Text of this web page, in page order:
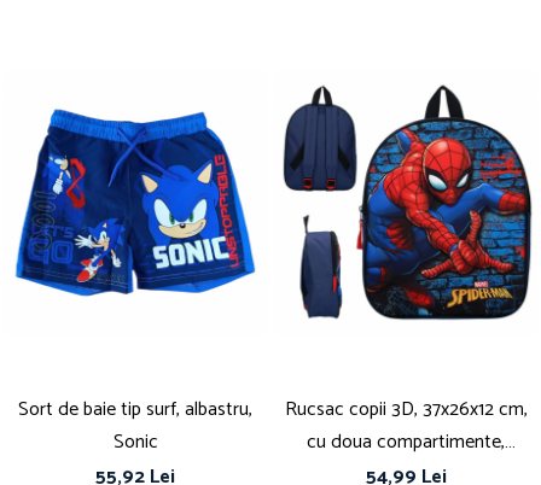
Sort de baie tip surf, albastru,
Sonic
55,92 Lei
Rucsac copii 3D, 37x26x12 cm,
cu doua compartimente,
multicolor, bretele ergonomice,
54,99 Lei